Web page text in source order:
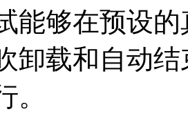
能够在预设
卸载和自动
。